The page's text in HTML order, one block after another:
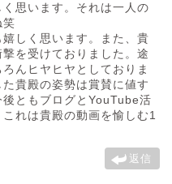
思います。それは一人の
笑
しく思います。また、貴
を受けておりました。途
んヒヤヒヤとしておりま
貴殿の姿勢は賞賛に値す
ともブログとYouTube活
れは貴殿の動画を愉しむ1
返信